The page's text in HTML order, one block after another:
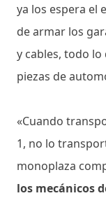
ya los espera el
de armar los
y cables, todo
piezas de
«Cuando
1, no lo
monoplaza
los mecánicos